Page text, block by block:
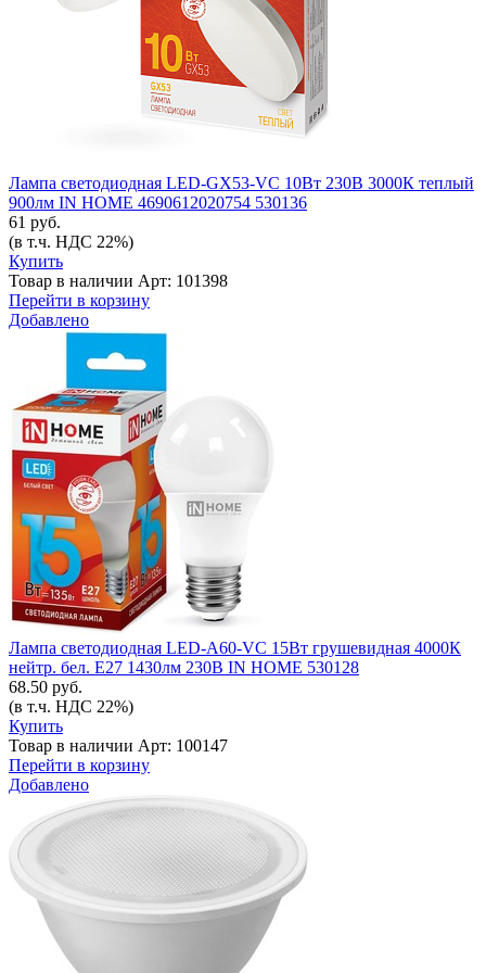
Лампа светодиодная LED-GX53-VC 10Вт 230В 3000К теплый
900лм IN HOME 4690612020754 530136
61 руб.
(в т.ч. НДС 22%)
Купить
Товар в наличии Арт: 101398
Перейти в корзину
Добавлено
Лампа светодиодная LED-A60-VC 15Вт грушевидная 4000К
нейтр. бел. E27 1430лм 230В IN HOME 530128
68.50 руб.
(в т.ч. НДС 22%)
Купить
Товар в наличии Арт: 100147
Перейти в корзину
Добавлено